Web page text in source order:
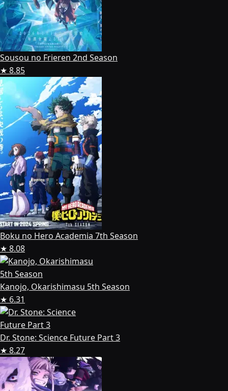
Sousou no Frieren 2nd Season
★ 8.85
Boku no Hero Academia 7th Season
★ 8.08
Kanojo, Okarishimasu 5th Season
★ 6.31
Dr. Stone: Science Future Part 3
★ 8.27